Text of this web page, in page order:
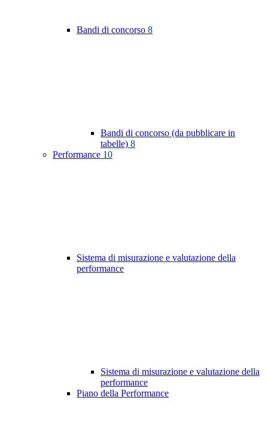
Bandi di concorso 8
Bandi di concorso (da pubblicare in
tabelle) 8
Performance 10
Sistema di misurazione e valutazione della
performance
Sistema di misurazione e valutazione della
performance
Piano della Performance